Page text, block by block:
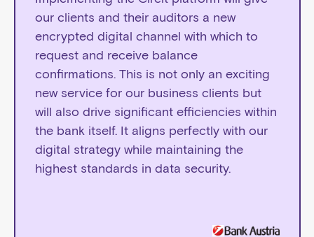
our clients and their auditors a new
encrypted digital channel with which to
request and receive balance
confirmations. This is not only an exciting
new service for our business clients but
will also drive significant efficiencies within
the bank itself. It aligns perfectly with our
digital strategy while maintaining the
highest standards in data security.